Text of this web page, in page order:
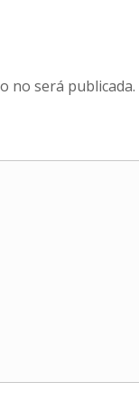
no será publicada.